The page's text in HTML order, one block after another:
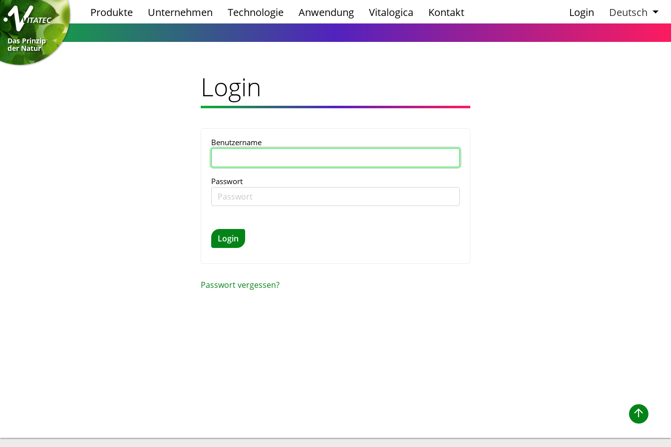
Das Prinzip
der Natur
Produkte Unternehmen Technologie Anwendung Vitalogica Kontakt Login Deutsch
Login
Benutzername
Passwort
Login
Passwort vergessen?